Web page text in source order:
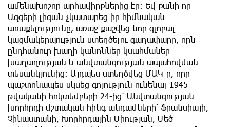
ամենախոշոր արհավիրքներից էր։ Եվ քանի որ
Ազգերի լիգան չկատարեց իր հիմնական
առաքելությունը, առաջ քաշվեց նոր գլոբալ
կազմակերպություն ստեղծելու գաղափարը, որն
ընդհանուր խաղի կանոններ կսահմաներ
խաղաղության և անվտանգության ապահովման
տեսանկյունից։ Այդպես ստեղծվեց ՄԱԿ-ը, որը
պաշտոնապես սկսեց գոյություն ունենալ 1945
թվականի հոկտեմբերի 24-ից՝ Անվտանգության
խորհրդի մշտական հինգ անդամների՝ Ֆրանսիայի,
Չինաստանի, Խորհրդային Միության, Մեծ